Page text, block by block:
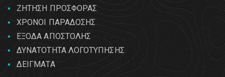
ΖΗΤΗΣΗ ΠΡΟΣΦΟΡΑΣ
ΧΡΟΝΟΙ ΠΑΡΑΔΟΣΗΣ
ΕΞΟΔΑ ΑΠΟΣΤΟΛΗΣ
ΔΥΝΑΤΟΤΗΤΑ ΛΟΓΟΤΥΠΗΣΗΣ
ΔΕΙΓΜΑΤΑ